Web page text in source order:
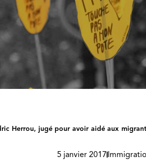
Herrou, jugé pour avoir aidé aux
5 janvier 2017